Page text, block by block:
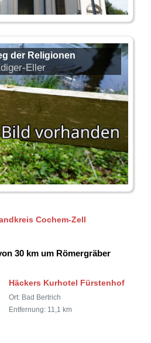
der Religionen
Eller
Cochem-Zell
30 km um Römergräber
Häckers Kurhotel Fürstenhof
Ort: Bad Bertrich
Entfernung: 11,1 km